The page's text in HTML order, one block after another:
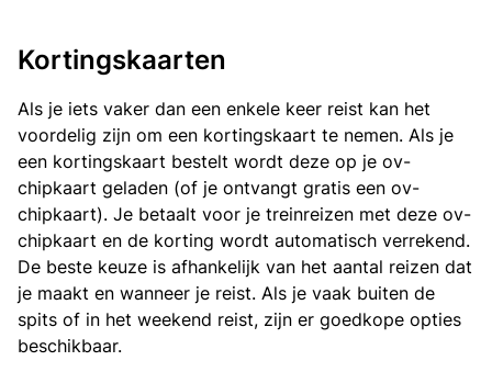
Kortingskaarten
Als je iets vaker dan een enkele keer reist kan het
voordelig zijn om een kortingskaart te nemen. Als je
een kortingskaart bestelt wordt deze op je ov-
chipkaart geladen (of je ontvangt gratis een ov-
chipkaart). Je betaalt voor je treinreizen met deze ov-
chipkaart en de korting wordt automatisch verrekend.
De beste keuze is afhankelijk van het aantal reizen dat
je maakt en wanneer je reist. Als je vaak buiten de
spits of in het weekend reist, zijn er goedkope opties
beschikbaar.